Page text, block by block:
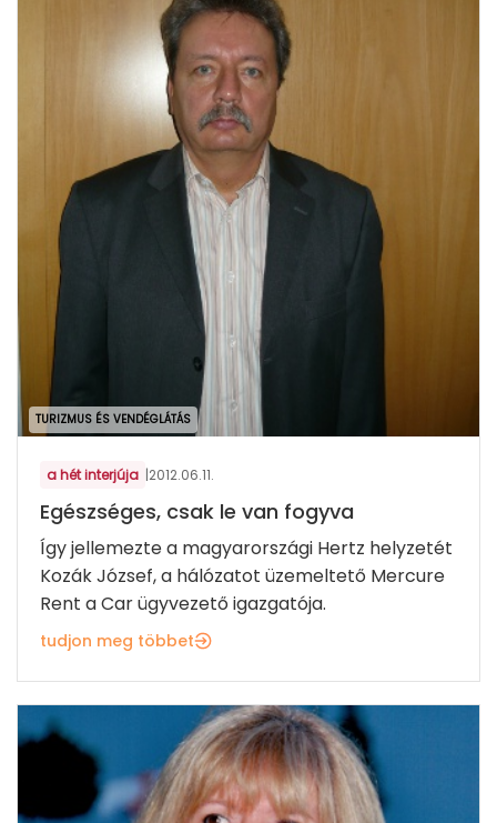
TURIZMUS ÉS VENDÉGLÁTÁS
a hét interjúja |2012.06.11.
Egészséges, csak le van fogyva
Így jellemezte a magyarországi Hertz helyzetét
Kozák József, a hálózatot üzemeltető Mercure
Rent a Car ügyvezető igazgatója.
tudjon meg többet